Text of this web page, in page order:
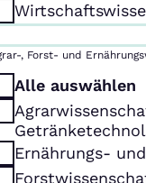
, Forst- und
Alle auswählen
Ernährungs-